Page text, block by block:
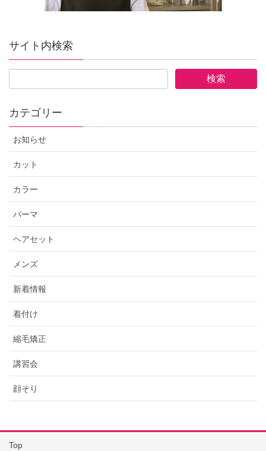
サイト内検索
カテゴリー
お知らせ
カット
カラー
パーマ
ヘアセット
メンズ
新着情報
着付け
縮毛矯正
講習会
顔そり
Top